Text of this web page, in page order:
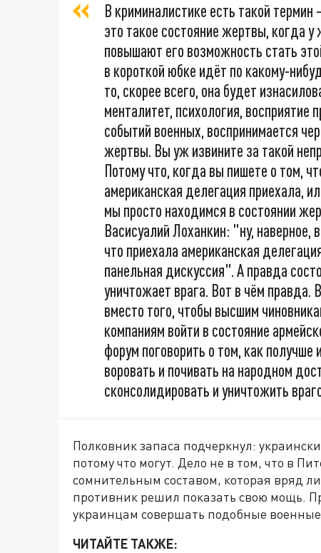
В криминалистике есть такой
это такое состояние жертвы, когда
повышают его возможность стать
в короткой юбке идёт по какому-
то, скорее всего, она будет
менталитет, психология,
событий военных, воспринимается
жертвы. Вы уж извините за такой
Потому что, когда вы пишете о том,
американская делегация приехала,
мы просто находимся в состоянии
Васисуалий Лоханкин: "ну,
что приехала американская
панельная дискуссия". А правда
уничтожает врага. Вот в чём правда.
вместо того, чтобы высшим
компаниям войти в состояние
форум поговорить о том, как
воровать и почивать на народном
сконсолидировать и уничтожить
Полковник запаса подчеркнул:
потому что могут. Дело не в том, что в
сомнительным составом, которая вряд
противник решил показать свою мощь.
украинцам совершать подобные
ЧИТАЙТЕ ТАКЖЕ: